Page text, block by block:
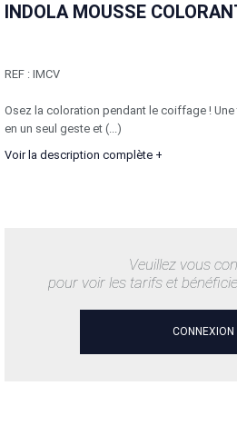
INDOLA MOUSSE
REF : IMCV
Osez la coloration pendant le coiffage !
en un seul geste et (...)
Voir la description complète +
Veuillez vous
pour voir les tarifs et
CONNEXION